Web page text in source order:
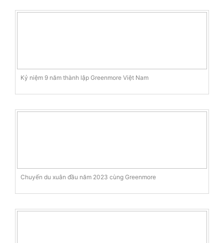
Kỷ niệm 9 năm thành lập Greenmore Việt Nam
Chuyến du xuân đầu năm 2023 cùng Greenmore